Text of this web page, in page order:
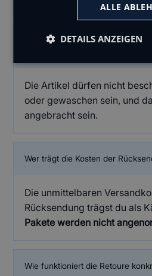
Welche Voraussetzungen
Die Artikel dürfen nicht
oder gewaschen sein, und
angebracht sein.
Wer trägt die Kosten der
Die unmittelbaren
Rücksendung trägst du als
Pakete werden nicht
Wie funktioniert die Retoure
ALLE
DETAILS ANZEIGEN